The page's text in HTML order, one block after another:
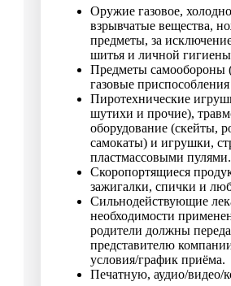
Оружие газовое,
взрывчатые вещества,
предметы, за
шитья и личной
Предметы самообороны
газовые
Пиротехнические
шутихи и прочие),
оборудование (скейты,
самокаты) и игрушки,
пластмассовыми пулями.
Скоропортящиеся
зажигалки, спички и
Сильнодействующие
необходимости
родители должны
представителю
условия/график приёма.
Печатную, аудио/видео/